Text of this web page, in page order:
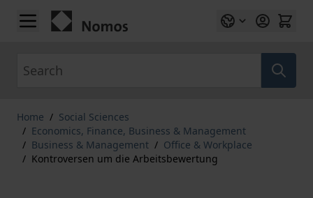
Skip to Content
Home / Social Sciences
/ Economics, Finance, Business & Management
/ Business & Management / Office & Workplace
/ Kontroversen um die Arbeitsbewertung